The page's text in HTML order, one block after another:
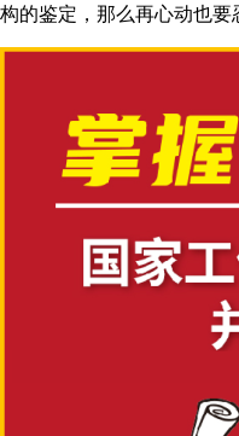
构的鉴定，那么再心动也